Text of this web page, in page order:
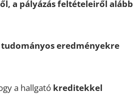
a pályázás feltételeiről alább
tudományos eredményekre
a hallgató kreditekkel